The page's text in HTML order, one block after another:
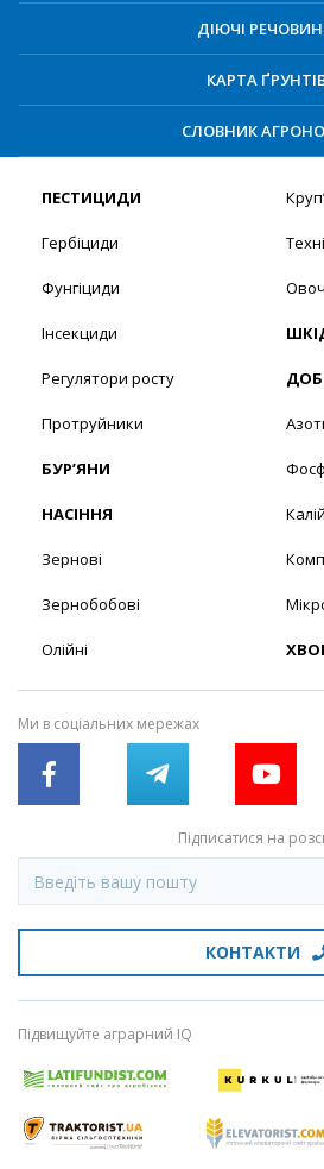
ДІЮЧІ
КАРТА
СЛОВНИК
ПЕСТИЦИДИ
Гербіциди
Фунгіциди
Інсекциди
Регулятори росту
Протруйники
БУР’ЯНИ
НАСІННЯ
Зернові
Зернобобові
Олійні
Ми в соціальних мережах
Підписатися на
КОНТАКТИ
Підвищуйте аграрний IQ